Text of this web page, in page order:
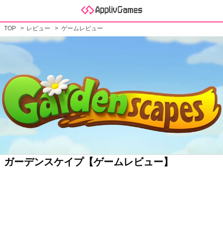
TOP レビュー ゲームレビュー
ガーデンスケイプ【ゲームレビュー】